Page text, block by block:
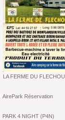
LA FERME DU FLECHOU
AirePark Réservation
PARK 4 NIGHT (P4N)